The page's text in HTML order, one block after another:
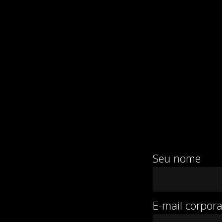
Seu nome
E-mail